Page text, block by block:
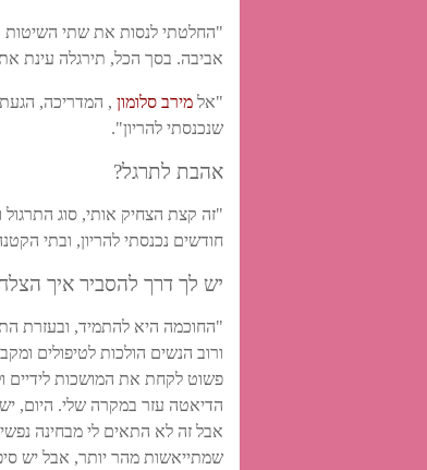
"החלטתי לנסות את שתי השיטות
אביבה. בסך הכל, תירגלה עינת
"אל מירב סלומון , המדריכה,
שנכנסתי להריון".
אהבת לתרגל?
"זה קצת הצחיק אותי, סוג
חודשים נכנסתי להריון, ובתי
יש לך דרך להסביר איך
ורוב הנשים הולכות לטיפולים
פשוט לקחת את המושכות לידיים
הדיאטה עזר במקרה שלי. היום, יש
אבל זה לא התאים לי מבחינה
שמתייאשות מהר יותר, אבל יש